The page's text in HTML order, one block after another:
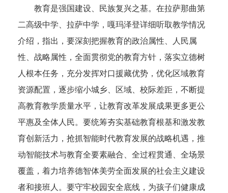
教育是强国建设、民族复兴之基。在拉萨那曲第
二高级中学、拉萨中学，嘎玛泽登详细听取教学情况
介绍，指出，要深刻把握教育的政治属性、人民属
性、战略属性，全面贯彻党的教育方针，落实立德树
人根本任务，充分发挥对口援藏优势，优化区域教育
资源配置，逐步缩小城乡、区域、校际差距，不断提
高教育教学质量水平，让教育改革发展成果更多更公
平惠及全体人民。要统筹夯实基础教育根基和激发教
育创新活力，抢抓智能时代教育发展的战略机遇，推
动智能技术与教育全要素融合、全过程贯通、全场景
覆盖，着力培养德智体美劳全面发展的社会主义建设
者和接班人。要守牢校园安全底线，为孩子们健康成